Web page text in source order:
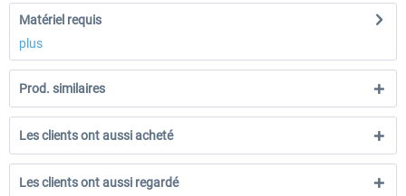
Matériel requis
plus
Prod. similaires
Les clients ont aussi acheté
Les clients ont aussi regardé